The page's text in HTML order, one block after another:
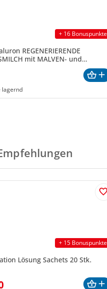
+ 16 Bonuspunkte
REGENERIERENDE
mit MALVEN- und
lagernd
+ 15 Bonuspunkte
Lösung Sachets 20 Stk.